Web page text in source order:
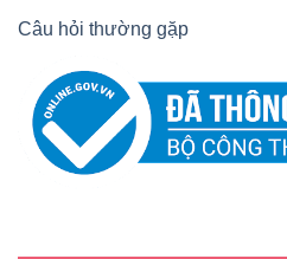
Câu hỏi thường gặp